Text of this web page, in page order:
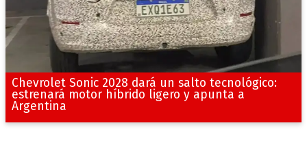
Chevrolet Sonic 2028 dará un salto tecnológico:
estrenará motor híbrido ligero y apunta a
Argentina